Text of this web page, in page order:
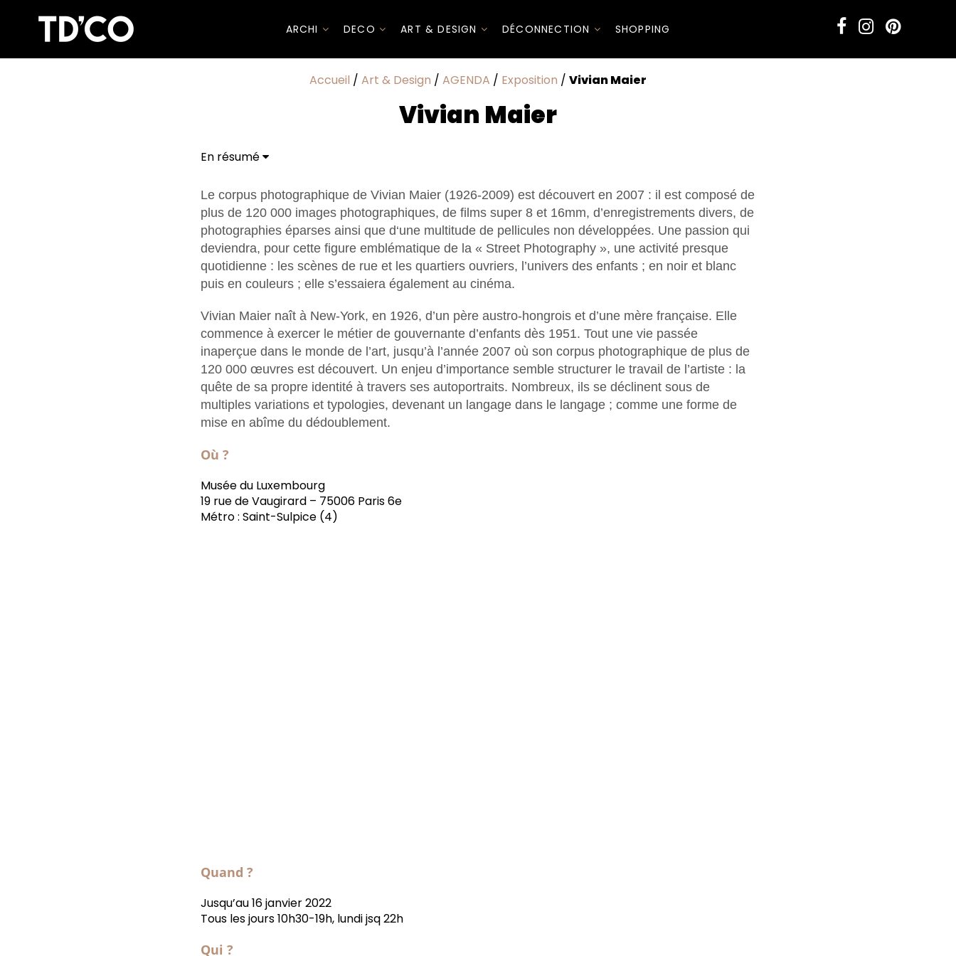
ARCHI DECO ART & DESIGN DÉCONNECTION SHOPPING
Accueil / Art & Design / AGENDA / Exposition / Vivian Maier
Vivian Maier
En résumé
Le corpus photographique de Vivian Maier (1926-2009) est découvert en 2007 : il est composé de
plus de 120 000 images photographiques, de films super 8 et 16mm, d’enregistrements divers, de
photographies éparses ainsi que d‘une multitude de pellicules non développées. Une passion qui
deviendra, pour cette figure emblématique de la « Street Photography », une activité presque
quotidienne : les scènes de rue et les quartiers ouvriers, l’univers des enfants ; en noir et blanc
puis en couleurs ; elle s’essaiera également au cinéma.
Vivian Maier naît à New-York, en 1926, d’un père austro-hongrois et d’une mère française. Elle
commence à exercer le métier de gouvernante d’enfants dès 1951. Tout une vie passée
inaperçue dans le monde de l’art, jusqu’à l’année 2007 où son corpus photographique de plus de
120 000 œuvres est découvert. Un enjeu d’importance semble structurer le travail de l’artiste : la
quête de sa propre identité à travers ses autoportraits. Nombreux, ils se déclinent sous de
multiples variations et typologies, devenant un langage dans le langage ; comme une forme de
mise en abîme du dédoublement.
Où ?
Musée du Luxembourg
19 rue de Vaugirard – 75006 Paris 6e
Métro : Saint-Sulpice (4)
Quand ?
Jusqu’au 16 janvier 2022
Tous les jours 10h30-19h, lundi jsq 22h
Qui ?